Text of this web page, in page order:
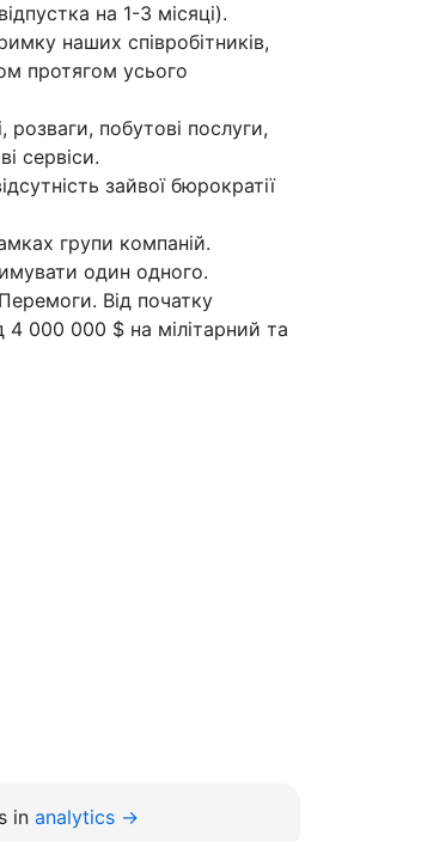
на 1-3 місяці).
наших співробітників,
протягом усього
розваги, побутові послуги,
сервіси.
зайвої бюрократії
групи компаній.
один одного.
Від початку
000 000 $ на мілітарний та
in analytics →